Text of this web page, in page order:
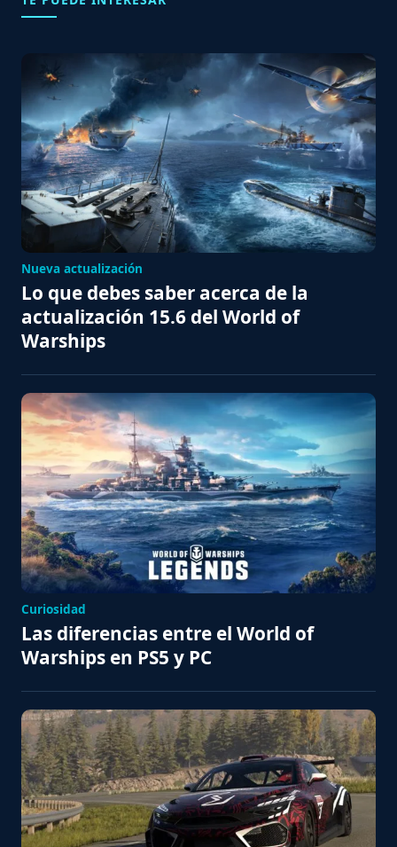
Nueva actualización
Lo que debes saber acerca de la
actualización 15.6 del World of
Warships
Curiosidad
Las diferencias entre el World of
Warships en PS5 y PC